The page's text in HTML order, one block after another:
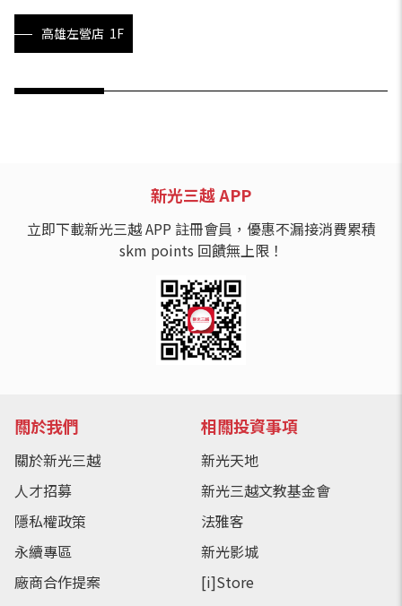
高雄左營店 1F
新光三越 APP
立即下載新光三越 APP 註冊會員，優惠不漏接消費累積
skm points 回饋無上限！
關於我們
關於新光三越
人才招募
隱私權政策
永續專區
廠商合作提案
相關投資事項
新光天地
新光三越文教基金會
法雅客
新光影城
[i]Store